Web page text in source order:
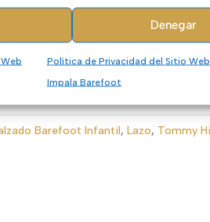
Denegar
Política de Privacidad del Sitio Web
Impala Barefoot
Barefoot Infantil,Lazo, Tommy